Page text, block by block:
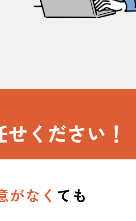
がなく ても